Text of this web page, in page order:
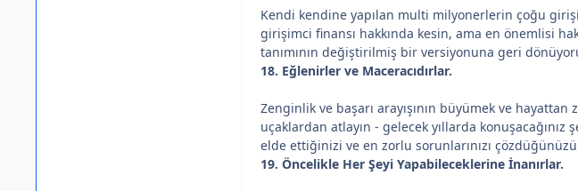
Kendi kendine yapılan multi milyonerlerin çoğu
girişimci finansı hakkında kesin, ama en önemlisi
tanımının değiştirilmiş bir versiyonuna geri
18. Eğlenirler ve Maceracıdırlar.
Zenginlik ve başarı arayışının büyümek ve
uçaklardan atlayın - gelecek yıllarda
elde ettiğinizi ve en zorlu sorunlarınızı
19. Öncelikle Her Şeyi Yapabileceklerine İnanırlar.